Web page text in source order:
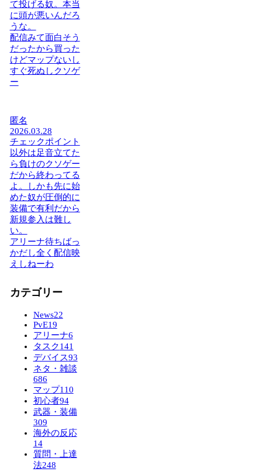
て投げる奴。本当
に頭が悪いんだろ
うな。
配信みて面白そう
だったから買った
けどマップないし
すぐ死ぬしクソゲ
ー
匿名
2026.03.28
チェックポイント
以外は足音立てた
ら負けのクソゲー
だから終わってる
よ。しかも先に始
めた奴が圧倒的に
装備で有利だから
新規参入は難し
い。
アリーナ待ちばっ
かだし全く配信映
えしねーわ
カテゴリー
News22
PvE19
アリーナ6
タスク141
デバイス93
ネタ・雑談
686
マップ110
初心者94
武器・装備
309
海外の反応
14
質問・上達
法248